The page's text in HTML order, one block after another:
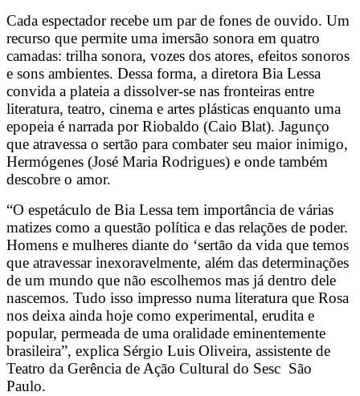
Cada espectador recebe um par de fones de ouvido. Um
recurso que permite uma imersão sonora em quatro
camadas: trilha sonora, vozes dos atores, efeitos sonoros
e sons ambientes. Dessa forma, a diretora Bia Lessa
convida a plateia a dissolver-se nas fronteiras entre
literatura, teatro, cinema e artes plásticas enquanto uma
epopeia é narrada por Riobaldo (Caio Blat). Jagunço
que atravessa o sertão para combater seu maior inimigo,
Hermógenes (José Maria Rodrigues) e onde também
descobre o amor.
“O espetáculo de Bia Lessa tem importância de várias
matizes como a questão política e das relações de poder.
Homens e mulheres diante do ‘sertão da vida que temos
que atravessar inexoravelmente, além das determinações
de um mundo que não escolhemos mas já dentro dele
nascemos. Tudo isso impresso numa literatura que Rosa
nos deixa ainda hoje como experimental, erudita e
popular, permeada de uma oralidade eminentemente
brasileira”, explica Sérgio Luis Oliveira, assistente de
Teatro da Gerência de Ação Cultural do Sesc São
Paulo.